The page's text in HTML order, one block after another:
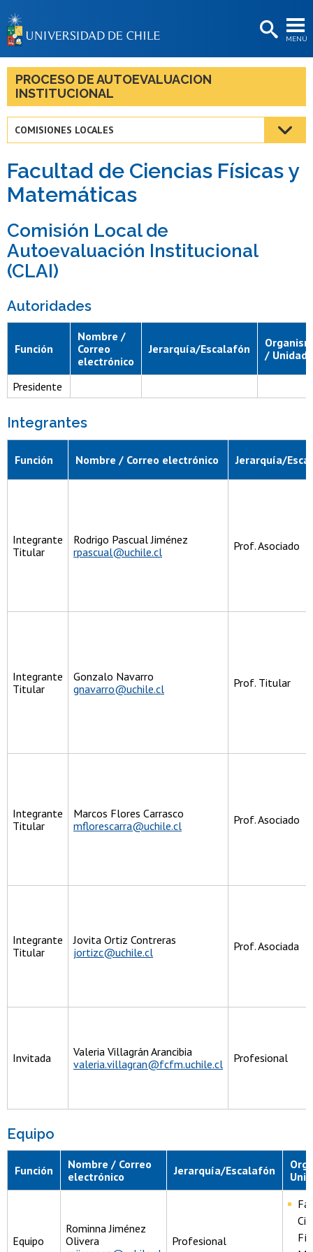
MENÚ
BIBLIOTECAS
LA UNIVERSIDAD
PROCESO DE AUTOEVALUACION
INSTITUCIONAL
COMISIONES LOCALES
Facultad de Ciencias Físicas y
Matemáticas
Comisión Local de
Autoevaluación Institucional
(CLAI)
Autoridades
Función
Nombre /
Correo
electrónico
Jerarquía/Escalafón
/ Unidad
Presidente
Integrantes
Función Nombre / Correo electrónico Jerarquía/
Integrante
Titular
Rodrigo Pascual Jiménez
rpascual@uchile.cl
Prof. Asociado
Integrante
Titular
Gonzalo Navarro
gnavarro@uchile.cl
Prof. Titular
Integrante
Titular
Marcos Flores Carrasco
mflorescarra@uchile.cl
Prof. Asociado
Integrante
Titular
Jovita Ortiz Contreras
jortizc@uchile.cl
Prof. Asociada
Invitada
Valeria Villagrán Arancibia
valeria.villagran@fcfm.uchile.cl
Profesional
Equipo
Función
Nombre / Correo
electrónico
Jerarquía/Escalafón
Equipo
Rominna Jiménez
Olivera
Profesional